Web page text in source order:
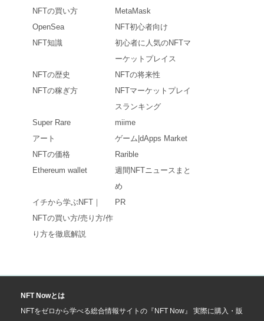
NFTの買い方
MetaMask
OpenSea
NFT初心者向け
NFT知識
初心者に人気のNFTマ
ーケットプレイス
NFTの歴史
NFTの将来性
NFTの稼ぎ方
NFTマーケットプレイ
スランキング
Super Rare
miime
アート
ゲーム|dApps Market
NFTの価格
Rarible
Ethereum wallet
週間NFTニュースまと
め
イチから学ぶNFT｜
NFTの買い方/売り方/作
り方を徹底解説
PR
NFT Nowとは
NFTをゼロから学べる総合情報サイトの『NFT Now』 実際に購入・販